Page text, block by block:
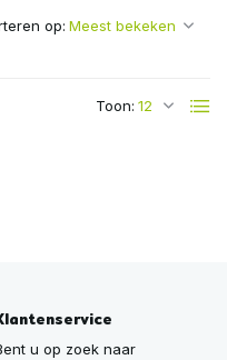
Toon:
op:
u op zoek naar